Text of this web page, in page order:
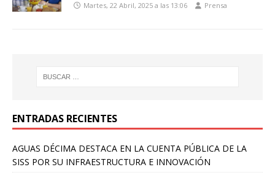
Martes, 22 Abril, 2025 a las 13:06 Prensa
ENTRADAS RECIENTES
AGUAS DÉCIMA DESTACA EN LA CUENTA PÚBLICA DE LA
SISS POR SU INFRAESTRUCTURA E INNOVACIÓN